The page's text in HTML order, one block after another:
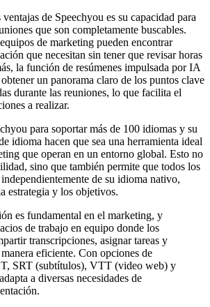
de Speechyou es su capacidad para
que son completamente buscables.
de marketing pueden encontrar
que necesitan sin tener que revisar horas
la función de resúmenes impulsada por IA
un panorama claro de los puntos clave
durante las reuniones, lo que facilita el
a realizar.
para soportar más de 100 idiomas y su
idioma hacen que sea una herramienta ideal
que operan en un entorno global. Esto no
sino que también permite que todos los
de su idioma nativo,
estrategia y los objetivos.
es fundamental en el marketing, y
de trabajo en equipo donde los
transcripciones, asignar tareas y
eficiente. Con opciones de
SRT (subtítulos), VTT (video web) y
a diversas necesidades de